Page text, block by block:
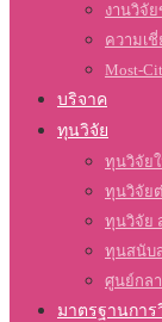
งานวิจั
ความเ
Most-
บริจาค
ทุนวิจัย
ทุนวิจัย
ทุนวิจัย
ทุนวิจัย
ทุนสนับ
ศูนย์กล
มาตรฐานการ